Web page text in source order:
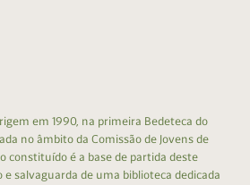
em 1990, na primeira Bedeteca do
no âmbito da Comissão de Jovens de
constituído é a base de partida deste
e salvaguarda de uma biblioteca dedicada